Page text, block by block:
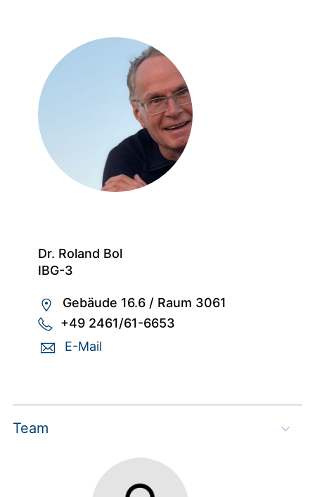
Dr. Roland Bol
IBG-3
Gebäude 16.6 / Raum 3061
+49 2461/61-6653
E-Mail
Team